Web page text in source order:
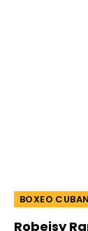
BOXEO
Robeisy